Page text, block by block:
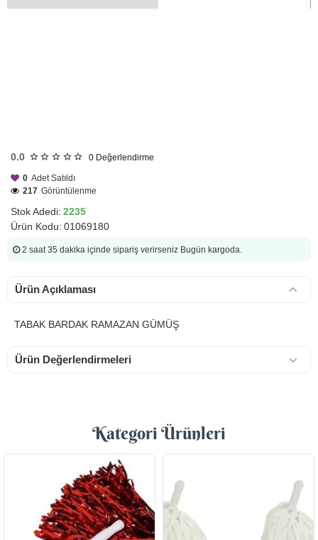
0.0 0 Değerlendirme
Stok Adedi: 2235
Ürün Kodu: 01069180
0 Adet Satıldı
217 Görüntülenme
2 saat 35 dakika içinde sipariş verirseniz Bugün kargoda.
Ürün Açıklaması
TABAK BARDAK RAMAZAN GÜMÜŞ
Ürün Değerlendirmeleri
Kategori Ürünleri